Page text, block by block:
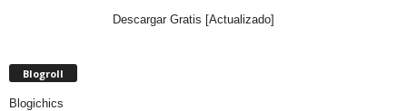
Descargar Gratis [Actualizado]
Blogroll
Blogichics